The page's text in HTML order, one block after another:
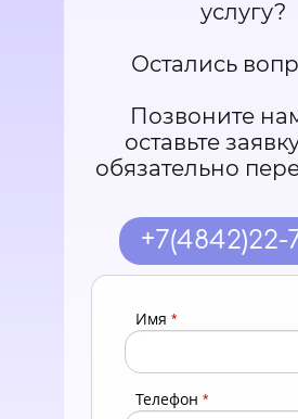
услугу?
Остались
Позвоните
оставьте
обязательно
+7(4842)22-
Имя *
Телефон *